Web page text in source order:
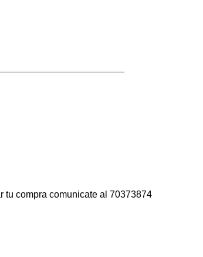
tu compra comunicate al 70373874